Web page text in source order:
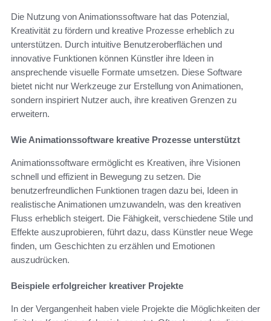
Die Nutzung von Animationssoftware hat das Potenzial,
Kreativität zu fördern und kreative Prozesse erheblich zu
unterstützen. Durch intuitive Benutzeroberflächen und
innovative Funktionen können Künstler ihre Ideen in
ansprechende visuelle Formate umsetzen. Diese Software
bietet nicht nur Werkzeuge zur Erstellung von Animationen,
sondern inspiriert Nutzer auch, ihre kreativen Grenzen zu
erweitern.
Wie Animationssoftware kreative Prozesse unterstützt
Animationssoftware ermöglicht es Kreativen, ihre Visionen
schnell und effizient in Bewegung zu setzen. Die
benutzerfreundlichen Funktionen tragen dazu bei, Ideen in
realistische Animationen umzuwandeln, was den kreativen
Fluss erheblich steigert. Die Fähigkeit, verschiedene Stile und
Effekte auszuprobieren, führt dazu, dass Künstler neue Wege
finden, um Geschichten zu erzählen und Emotionen
auszudrücken.
Beispiele erfolgreicher kreativer Projekte
In der Vergangenheit haben viele Projekte die Möglichkeiten der